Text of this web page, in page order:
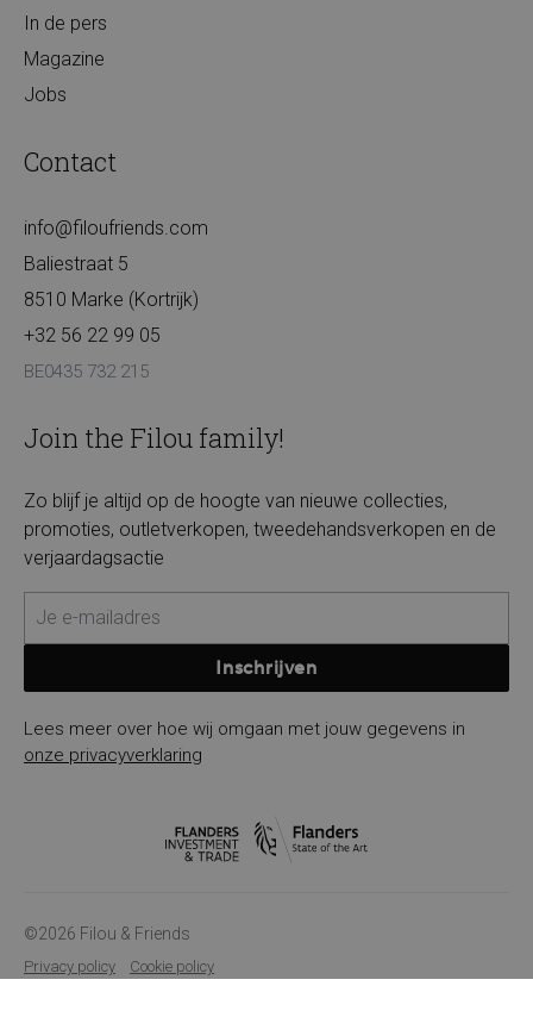
In de pers
Magazine
Jobs
Contact
info@filoufriends.com
Baliestraat 5
8510 Marke (Kortrijk)
+32 56 22 99 05
BE0435 732 215
Join the Filou family!
Zo blijf je altijd op de hoogte van nieuwe collecties,
promoties, outletverkopen, tweedehandsverkopen en de
verjaardagsactie
Inschrijven
Lees meer over hoe wij omgaan met jouw gegevens in
onze privacyverklaring
©2026 Filou & Friends
Privacy policy Cookie policy